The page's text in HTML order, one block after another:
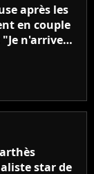
après les
en couple
"Je n'arrive
star de